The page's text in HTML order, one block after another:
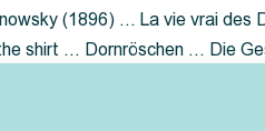
(1896) … La vie vrai
shirt … Dornröschen … Die